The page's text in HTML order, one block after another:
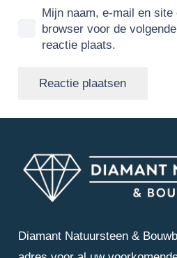
Mijn naam, e-mail en site
browser voor de
reactie plaats.
Reactie plaatsen
Diamant Natuursteen &